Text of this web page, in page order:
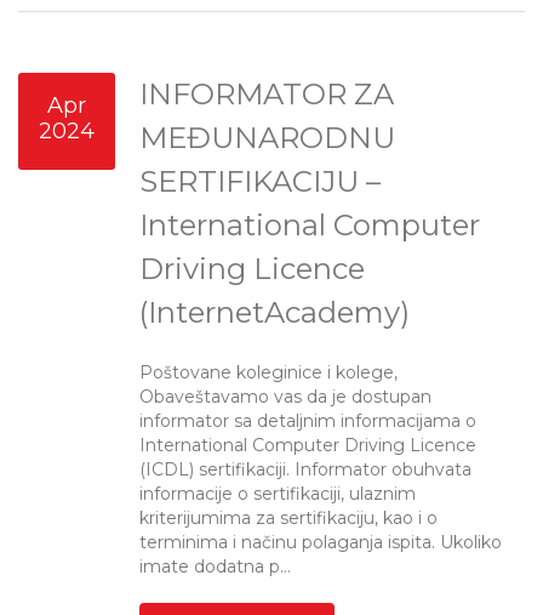
Apr
2024
INFORMATOR ZA
MEĐUNARODNU
SERTIFIKACIJU –
International Computer
Driving Licence
(InternetAcademy)
Poštovane koleginice i kolege,
Obaveštavamo vas da je dostupan
informator sa detaljnim informacijama o
International Computer Driving Licence
(ICDL) sertifikaciji. Informator obuhvata
informacije o sertifikaciji, ulaznim
kriterijumima za sertifikaciju, kao i o
terminima i načinu polaganja ispita. Ukoliko
imate dodatna p...